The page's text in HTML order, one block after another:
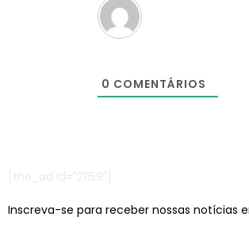
0 COMENTÁRIOS
Inscreva-se para receber nossas notícias